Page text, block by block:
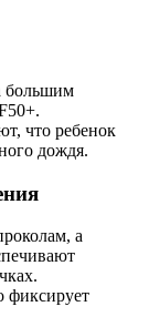
большим
что ребенок
дождя.
а
фиксирует